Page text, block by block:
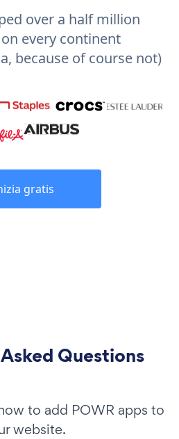
over a half million
every continent
because of course not)
gratis
Questions
to add POWR apps to
website.